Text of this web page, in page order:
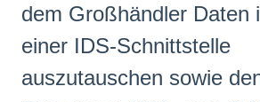
dem Großhändler Daten
einer IDS-Schnittstelle
auszutauschen sowie